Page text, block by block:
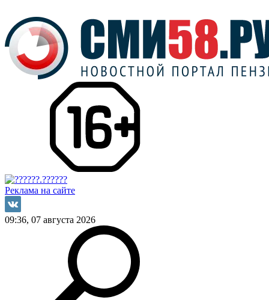
Реклама на сайте
09:36, 07 августа 2026